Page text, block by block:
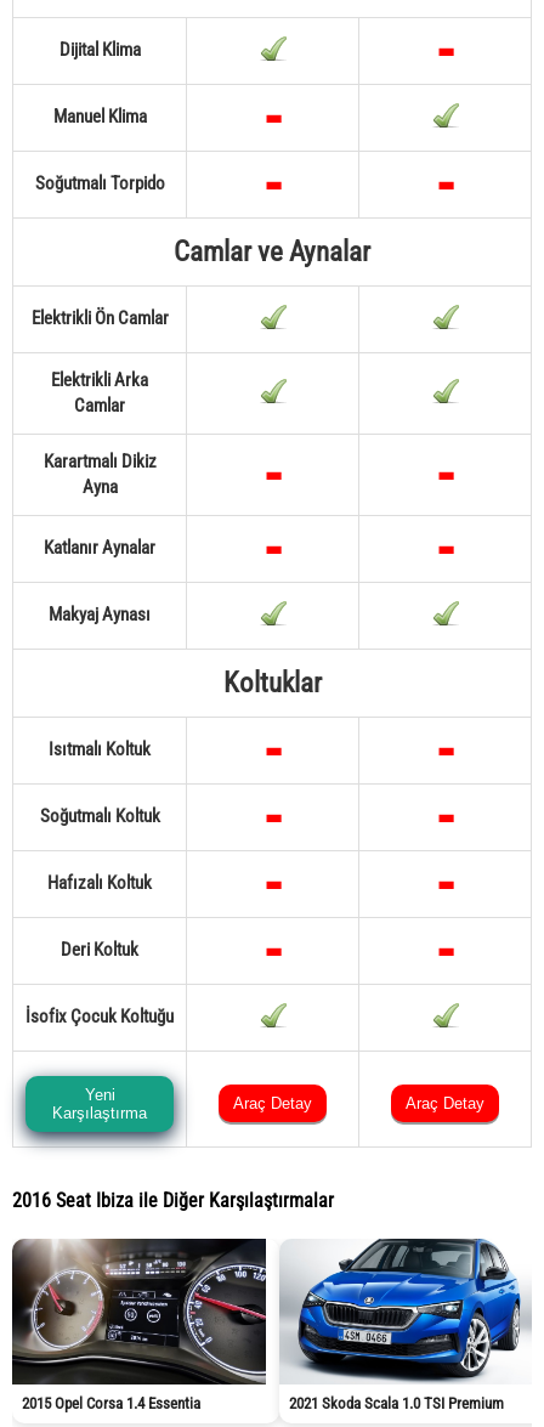
Dijital Klima
Manuel Klima
Soğutmalı Torpido
Camlar ve Aynalar
Elektrikli Ön Camlar
Elektrikli Arka
Camlar
Karartmalı Dikiz
Ayna
Katlanır Aynalar
Makyaj Aynası
Koltuklar
Isıtmalı Koltuk
Soğutmalı Koltuk
Hafızalı Koltuk
Deri Koltuk
İsofix Çocuk Koltuğu
Yeni
Karşılaştırma
Araç Detay Araç Detay
2016 Seat Ibiza ile Diğer Karşılaştırmalar
2015 Opel Corsa 1.4 Essentia 2021 Skoda Scala 1.0 TSI Premium